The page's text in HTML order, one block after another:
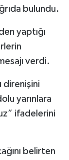
bulundu.
yaptığı
verdi.
direnişini
yarınlara
ifadelerini
belirten